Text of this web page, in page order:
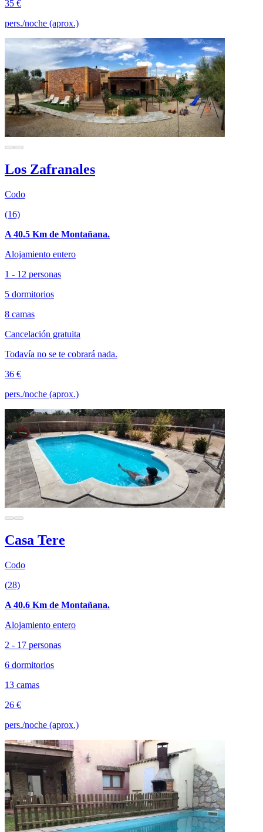
35 €
pers./noche (aprox.)
Los Zafranales
Codo
(16)
A 40.5 Km de Montañana.
Alojamiento entero
1 - 12 personas
5 dormitorios
8 camas
Cancelación gratuita
Todavía no se te cobrará nada.
36 €
pers./noche (aprox.)
Casa Tere
Codo
(28)
A 40.6 Km de Montañana.
Alojamiento entero
2 - 17 personas
6 dormitorios
13 camas
26 €
pers./noche (aprox.)